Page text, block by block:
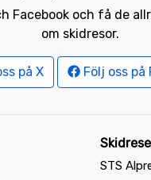
Facebook och få de
om skidresor.
på X Följ oss på
STS